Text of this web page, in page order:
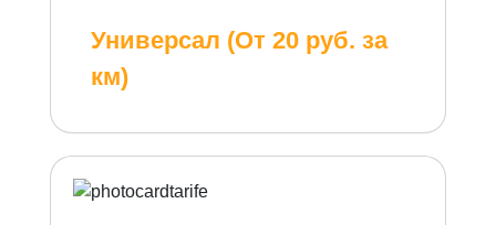
Универсал (От 20 руб. за
км)